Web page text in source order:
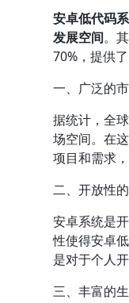
安卓低代码
发展空间。
70%，提供
一、广泛的
据统计，全
场空间。在
项目和需求
二、开放性
安卓系统是
性使得安卓
是对于个人
三、丰富的